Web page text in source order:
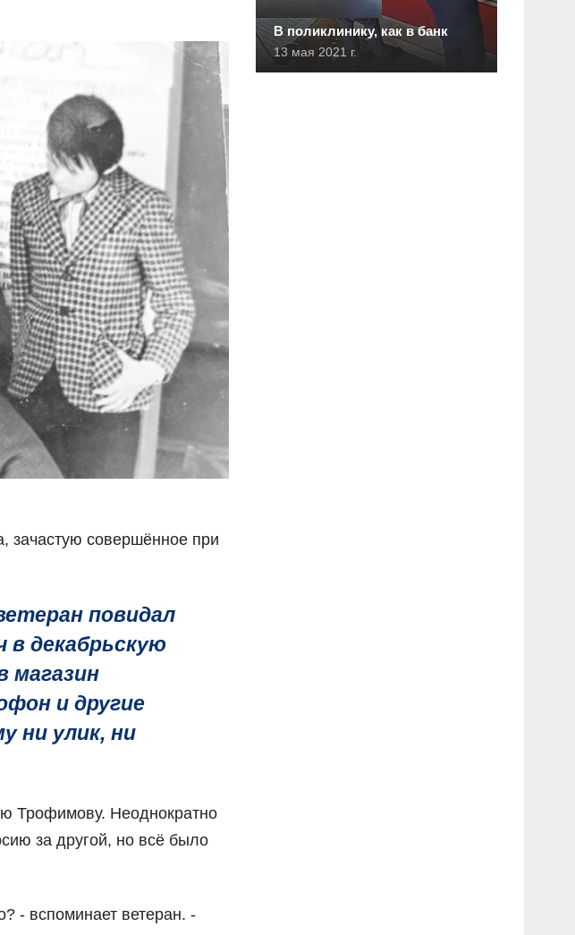
зачастую совершённое при
повидал
в декабрьскую
магазин
и другие
ни улик, ни
Трофимову. Неоднократно
за другой, но всё было
- вспоминает ветеран. -
В поликлинику, как в банк
13 мая 2021 г.